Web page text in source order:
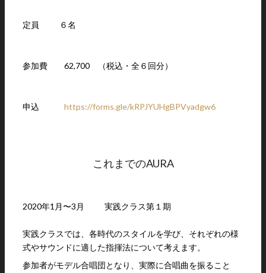
定員 ６名
参加費 62,700 （税込・全６回分）
申込 https://forms.gle/kRPJYUHgBPVyadgw6
これまでのAURA
2020年1月〜3月 実践クラス第１期
実践クラスでは、各時代のスタイルを学び、それぞれの様
式やサウンドに適した指揮法について考えます。
参加者がモデル合唱団となり、実際に合唱曲を振ること